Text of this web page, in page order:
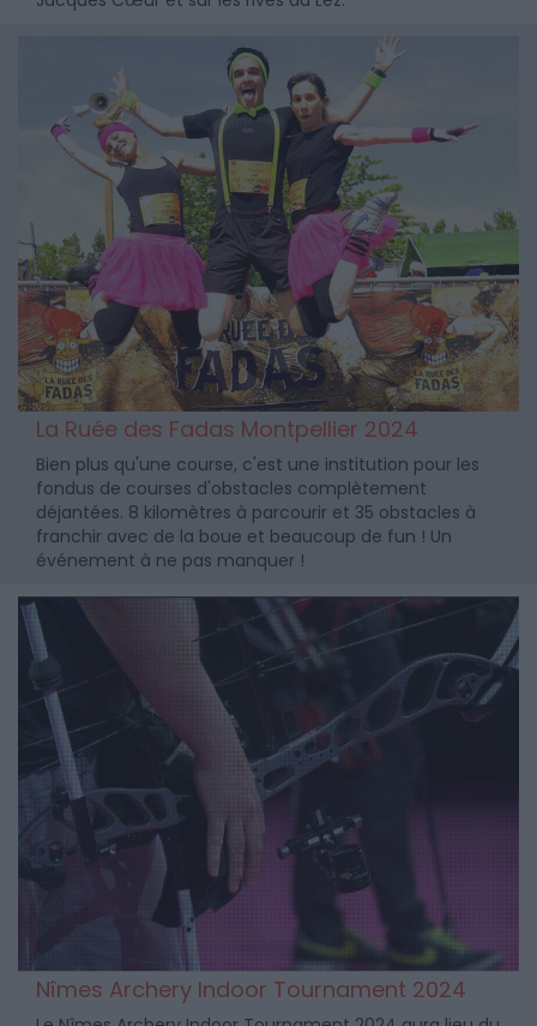
La Ruée des Fadas Montpellier 2024
Bien plus qu'une course, c'est une institution pour les
fondus de courses d'obstacles complètement
déjantées. 8 kilomètres à parcourir et 35 obstacles à
franchir avec de la boue et beaucoup de fun ! Un
événement à ne pas manquer !
Nîmes Archery Indoor Tournament 2024